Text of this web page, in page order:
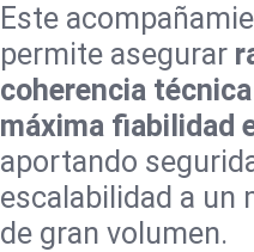
Este
permite asegurar
coherencia
máxima fiabilidad
aportando
escalabilidad a un
de gran volumen.